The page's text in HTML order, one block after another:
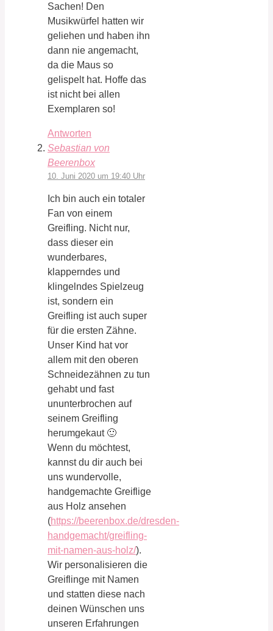
Sachen! Den
Musikwürfel hatten wir
geliehen und haben ihn
dann nie angemacht,
da die Maus so
gelispelt hat. Hoffe das
ist nicht bei allen
Exemplaren so!
Antworten
Sebastian von
Beerenbox
10. Juni 2020 um 19:40 Uhr
Ich bin auch ein totaler
Fan von einem
Greifling. Nicht nur,
dass dieser ein
wunderbares,
klapperndes und
klingelndes Spielzeug
ist, sondern ein
Greifling ist auch super
für die ersten Zähne.
Unser Kind hat vor
allem mit den oberen
Schneidezähnen zu tun
gehabt und fast
ununterbrochen auf
seinem Greifling
herumgekaut 🙂
Wenn du möchtest,
kannst du dir auch bei
uns wundervolle,
handgemachte Greiflige
aus Holz ansehen
(https://beerenbox.de/dresden-
handgemacht/greifling-
mit-namen-aus-holz/).
Wir personalisieren die
Greiflinge mit Namen
und statten diese nach
deinen Wünschen uns
unseren Erfahrungen